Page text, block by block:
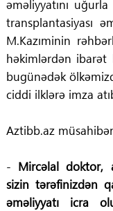
əməliyyatını
transplantasiyası
M.Kazıminin
həkimlərdən ibarət
bugünədək
ciddi ilklərə imza
Aztibb.az
- Mircəlal doktor,
sizin tərəfinizdən
əməliyyatı icra